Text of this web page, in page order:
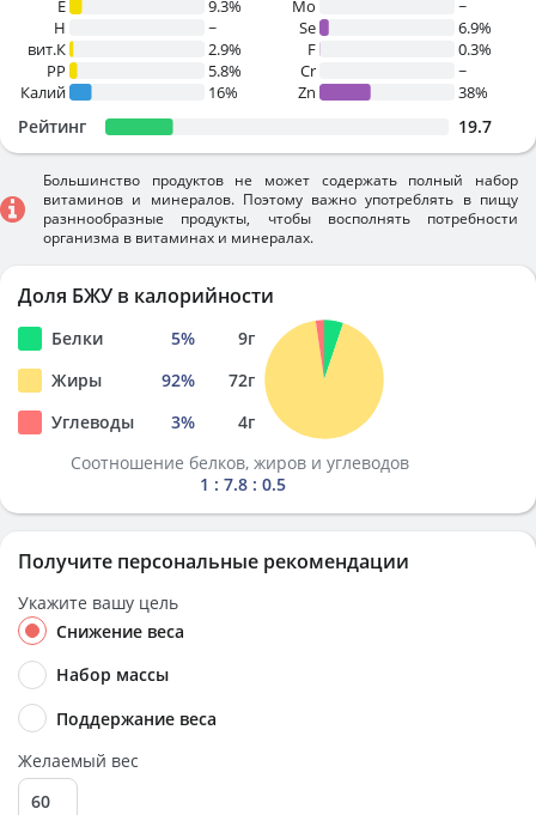
E
9.3%
H
~
вит.К
2.9%
PP
5.8%
Калий
16%
Mo
~
Se
6.9%
F
0.3%
Cr
~
Zn
38%
Рейтинг 19.7
Большинство продуктов не может содержать полный набор
витаминов и минералов. Поэтому важно употреблять в пищу
разннообразные продукты, чтобы восполнять потребности
организма в витаминах и минералах.
Доля БЖУ в калорийности
Белки 5% 9г
Жиры
92% 72г
Углеводы
3% 4г
Соотношение белков, жиров и углеводов
1 : 7.8 : 0.5
Получите персональные рекомендации
Укажите вашу цель
Снижение веса
Набор массы
Поддержание веса
Желаемый вес